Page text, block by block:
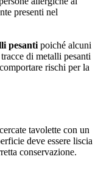
presenti nel
pesanti poiché alcuni
di metalli pesanti
rischi per la
tavolette con un
deve essere liscia
conservazione.